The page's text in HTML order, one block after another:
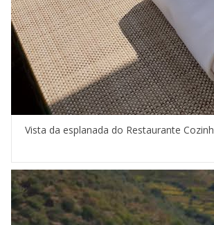
Vista da esplanada do Restaurante